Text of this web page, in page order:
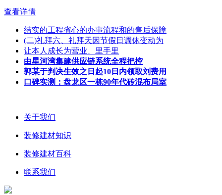
查看详情
结实的工程省心的办事流程和的售后保障
(二)礼拜六、礼拜天因节假日调休变动为
让本人成长为营业、里手里
由星河湾集建供应链系统全程把控
郭某于判决生效之日起10日内领取刘费用
口碑实测：盘龙区一栋90年代砖混布局室
关于我们
装修建材知识
装修建材百科
联系我们